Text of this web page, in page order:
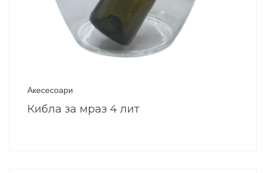
Акесесоари
Кибла за мраз 4 лит